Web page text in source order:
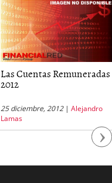
Las Cuentas Remuneradas
2012
25 diciembre, 2012| Alejandro
Lamas
Next